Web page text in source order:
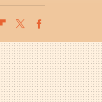
Flipboard
Twitter